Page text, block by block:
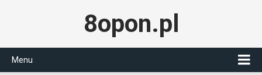
8opon.pl
Menu